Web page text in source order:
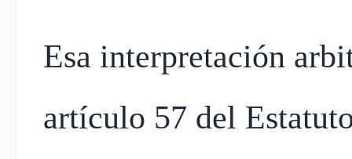
Esa interpretación
artículo 57 del